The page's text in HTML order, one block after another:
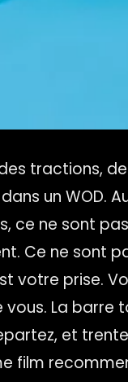
tractions,
un WOD.
ce ne sont
Ce ne sont
votre prise.
La barre
et
film